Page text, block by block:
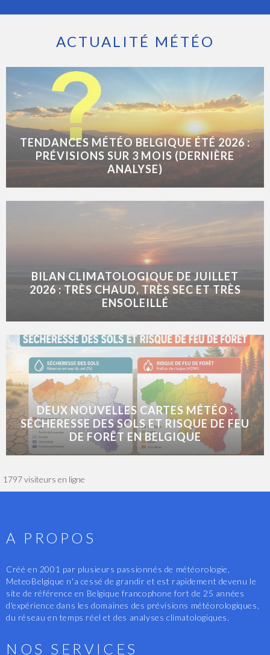
ACTUALITÉ MÉTÉO
TENDANCES MÉTÉO BELGIQUE ÉTÉ 2026 :
PRÉVISIONS SUR 3 MOIS (DERNIÈRE
ANALYSE)
BILAN CLIMATOLOGIQUE DE JUILLET
2026 : TRÈS CHAUD, TRÈS SEC ET TRÈS
ENSOLEILLÉ
DEUX NOUVELLES CARTES MÉTÉO :
SÉCHERESSE DES SOLS ET RISQUE DE FEU
DE FORÊT EN BELGIQUE
1797 visiteurs en ligne
A PROPOS
Créé en 2001 par plusieurs passionnés de météorologie,
MeteoBelgique n'a cessé de grandir et est rapidement devenu le
site de référence en Belgique francophone fort de 25 années
d'expérience dans les domaines des prévisions météorologiques,
du réseau en temps réel et des analyses climatologiques.
NOS SERVICES